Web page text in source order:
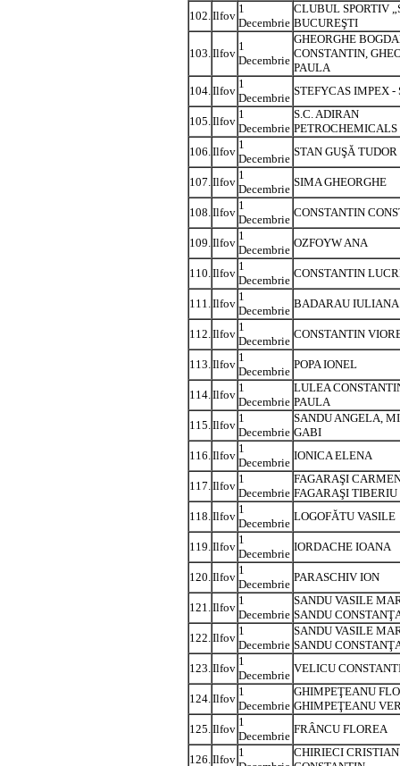
102. Ilfov
1
Decembrie
CLUBUL SPORTIV
BUCUREŞTI
103. Ilfov
1
Decembrie
GHEORGHE
CONSTANTIN,
PAULA
104. Ilfov
1
Decembrie
STEFYCAS IMPEX -
105. Ilfov
1
Decembrie
S.C. ADIRAN
PETROCHEMICALS
106. Ilfov
1
Decembrie
STAN GUŞĂ TUDOR
107. Ilfov
1
Decembrie
SIMA GHEORGHE
108. Ilfov
1
Decembrie
CONSTANTIN
109. Ilfov
1
Decembrie
OZFOYW ANA
110. Ilfov
1
Decembrie
CONSTANTIN
111. Ilfov
1
Decembrie
BADARAU IULIANA
112. Ilfov
1
Decembrie
CONSTANTIN
113. Ilfov
1
Decembrie
POPA IONEL
114. Ilfov
1
Decembrie
LULEA
PAULA
115. Ilfov
1
Decembrie
SANDU ANGELA,
GABI
116. Ilfov
1
Decembrie
IONICA ELENA
117. Ilfov
1
Decembrie
FAGARAŞI
FAGARAŞI TIBERIU
118. Ilfov
1
Decembrie
LOGOFĂTU VASILE
119. Ilfov
1
Decembrie
IORDACHE IOANA
120. Ilfov
1
Decembrie
PARASCHIV ION
121. Ilfov
1
Decembrie
SANDU VASILE
SANDU
122. Ilfov
1
Decembrie
SANDU VASILE
SANDU
123. Ilfov
1
Decembrie
VELICU
124. Ilfov
1
Decembrie
GHIMPEŢEANU
GHIMPEŢEANU
125. Ilfov
1
Decembrie
FRÂNCU FLOREA
126. Ilfov
1
CHIRIECI CRISTIAN